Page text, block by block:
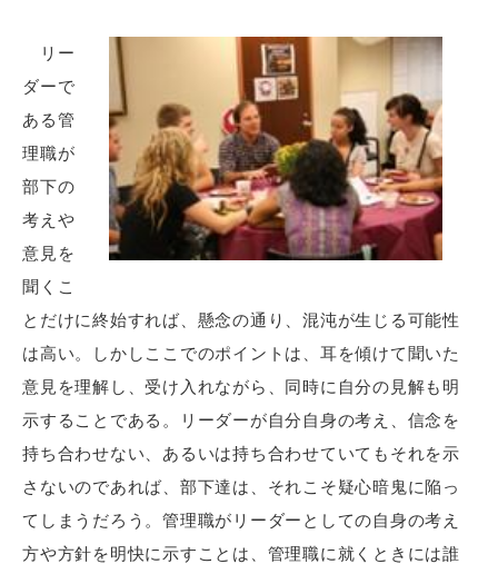
リー
ダーで
ある管
理職が
部下の
考えや
意見を
聞くこ
とだけに終始すれば、懸念の通り、混沌が生じる可能性
は高い。しかしここでのポイントは、耳を傾けて聞いた
意見を理解し、受け入れながら、同時に自分の見解も明
示することである。リーダーが自分自身の考え、信念を
持ち合わせない、あるいは持ち合わせていてもそれを示
さないのであれば、部下達は、それこそ疑心暗鬼に陥っ
てしまうだろう。管理職がリーダーとしての自身の考え
方や方針を明快に示すことは、管理職に就くときには誰